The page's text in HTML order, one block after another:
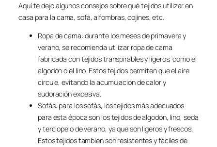
Aquí te dejo algunos consejos sobre qué tejidos utilizar en
casa para la cama, sofá, alfombras, cojines, etc.
Ropa de cama: durante los meses de primavera y
verano, se recomienda utilizar ropa de cama
fabricada con tejidos transpirables y ligeros, como el
algodón o el lino. Estos tejidos permiten que el aire
circule, evitando la acumulación de calor y
sudoración excesiva.
Sofás: para los sofás, los tejidos más adecuados
para esta época son los tejidos de algodón, lino, seda
y terciopelo de verano, ya que son ligeros y frescos.
Estos tejidos también son resistentes y fáciles de